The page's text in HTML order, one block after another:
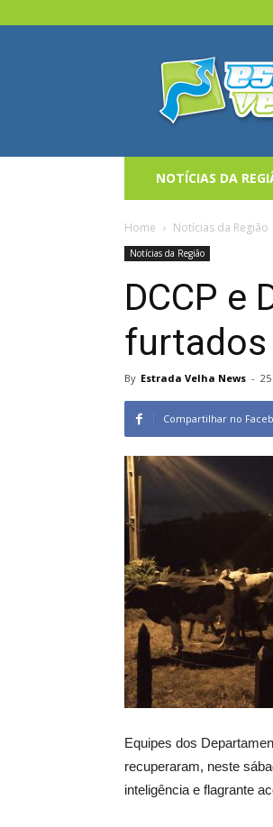
Estrada
Velha
News
NOTÍCIAS DA
Home Notícias da Região
Notícias da Região
DCCP e
furtados
By Estrada Velha News -
Compartilhar no
Equipes dos
recuperaram, neste
inteligência e flagrante